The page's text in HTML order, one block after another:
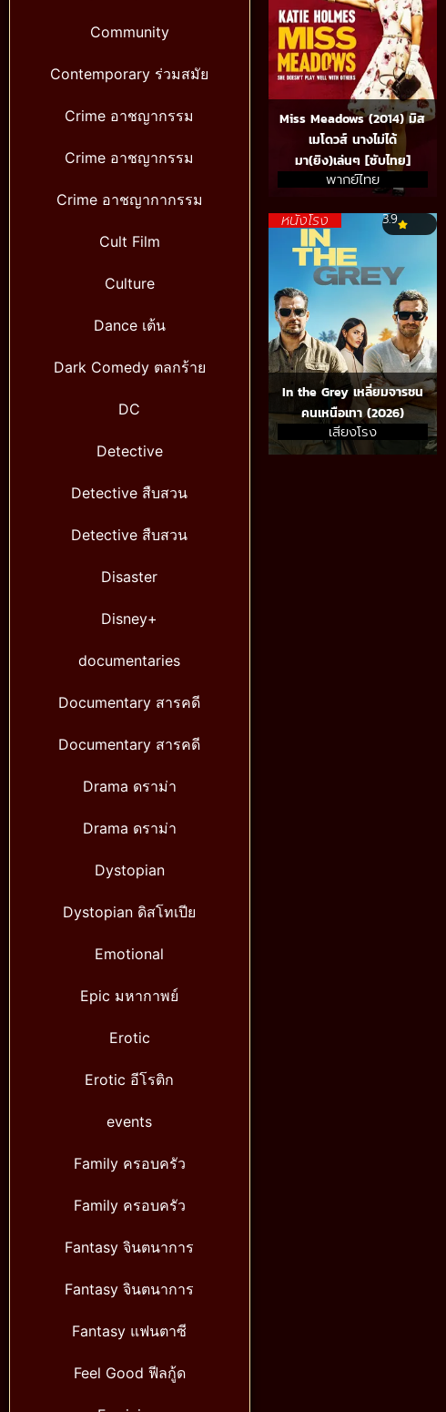
Community
Contemporary ร่วมสมัย
Crime อาชญากรรม
Crime อาชญากรรม
Crime อาชญากากรรม
Cult Film
Culture
Dance เต้น
Dark Comedy ตลกร้าย
DC
Detective
Detective สืบสวน
Detective สืบสวน
Disaster
Disney+
documentaries
Documentary สารคดี
Documentary สารคดี
Drama ดราม่า
Drama ดราม่า
Dystopian
Dystopian ดิสโทเปีย
Emotional
Epic มหากาพย์
Erotic
Erotic อีโรติก
events
Family ครอบครัว
Family ครอบครัว
Fantasy จินตนาการ
Fantasy จินตนาการ
Fantasy แฟนตาซี
Feel Good ฟีลกู้ด
Miss Meadows (2014) มิส
เมโดวส์ นางไม่ได้
มา(ยิง)เล่นๆ [ซับไทย]
พากย์ไทย
หนังโรง 3.9
In the Grey เหลี่ยมจารชน
คนเหนือเทา (2026)
เสียงโรง